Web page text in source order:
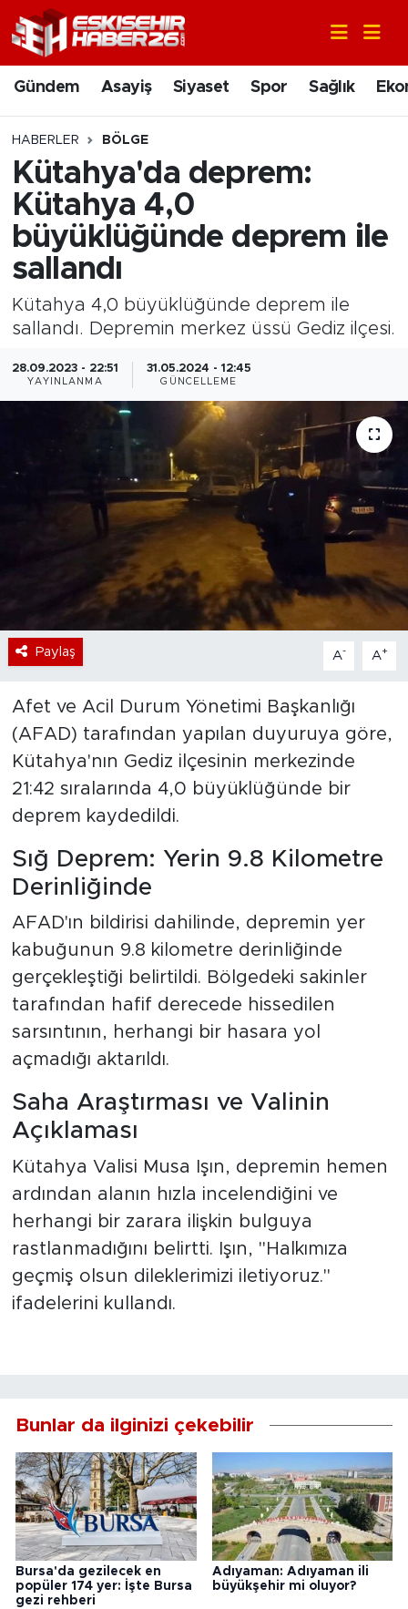
Gündem Asayiş Siyaset Spor Sağlık
HABERLER BÖLGE
Kütahya'da deprem:
Kütahya 4,0
büyüklüğünde deprem ile
sallandı
Kütahya 4,0 büyüklüğünde deprem ile
sallandı. Depremin merkez üssü Gediz ilçesi.
28.09.2023 - 22:51
YAYINLANMA
31.05.2024 - 12:45
GÜNCELLEME
Paylaş A- A+
Afet ve Acil Durum Yönetimi Başkanlığı
(AFAD) tarafından yapılan duyuruya göre,
Kütahya'nın Gediz ilçesinin merkezinde
21:42 sıralarında 4,0 büyüklüğünde bir
deprem kaydedildi.
Sığ Deprem: Yerin 9.8 Kilometre
Derinliğinde
AFAD'ın bildirisi dahilinde, depremin yer
kabuğunun 9.8 kilometre derinliğinde
gerçekleştiği belirtildi. Bölgedeki sakinler
tarafından hafif derecede hissedilen
sarsıntının, herhangi bir hasara yol
açmadığı aktarıldı.
Saha Araştırması ve Valinin
Açıklaması
Kütahya Valisi Musa Işın, depremin hemen
ardından alanın hızla incelendiğini ve
herhangi bir zarara ilişkin bulguya
rastlanmadığını belirtti. Işın, "Halkımıza
geçmiş olsun dileklerimizi iletiyoruz."
ifadelerini kullandı.
Bunlar da ilginizi çekebilir
Bursa'da gezilecek en
popüler 174 yer: İşte Bursa
gezi rehberi
Adıyaman: Adıyaman ili
büyükşehir mi oluyor?
Gündem
Asayiş
Siyaset
Spor
Sağlık
Ekonomi
Teknoloji
Dünya
Nöbetçi Eczaneler
Hava Durumu
Trafik Durumu
Süper Lig Puan Durumu ve Fikstür
Tüm Manşetler
Son Dakika Haberleri